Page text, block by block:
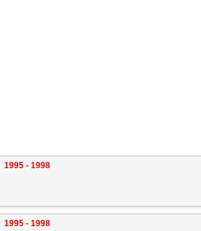
1995 - 1998
1995 - 1998